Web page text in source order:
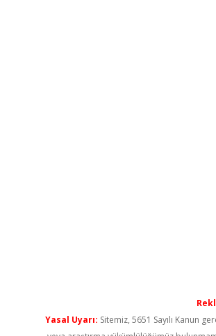
Yasal Uyarı: Sitemiz, 5651 Sayılı Kanun